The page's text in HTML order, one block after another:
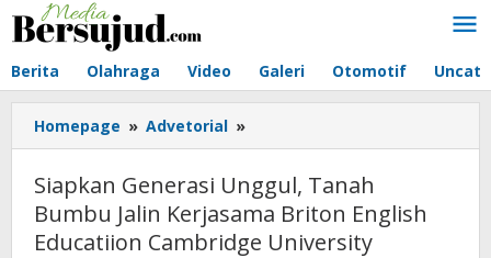
Lewati
Berita Olahraga Video Galeri Otomotif
Homepage » Advetorial »
Generasi
Unggul,
Tanah
Bumbu
Jalin
Siapkan Generasi Unggul, Tanah
Bumbu Jalin Kerjasama Briton English
Educatiion Cambridge University